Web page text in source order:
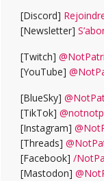
[Discord]
[Newsletter]
[Twitch]
[YouTube]
[BlueSky]
[TikTok]
[Instagram]
[Threads]
[Facebook] /
[Mastodon]